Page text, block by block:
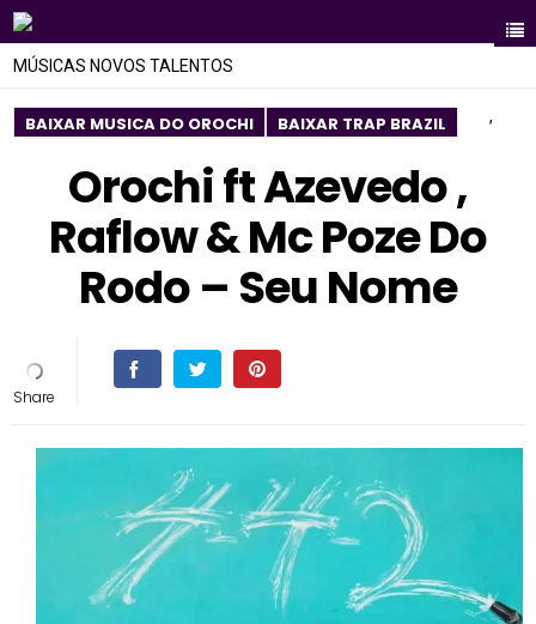
MÚSICAS NOVOS TALENTOS
BAIXAR MUSICA DO OROCHI ,
BAIXAR TRAP BRAZIL
Orochi ft Azevedo ,
Raflow & Mc Poze Do
Rodo – Seu Nome